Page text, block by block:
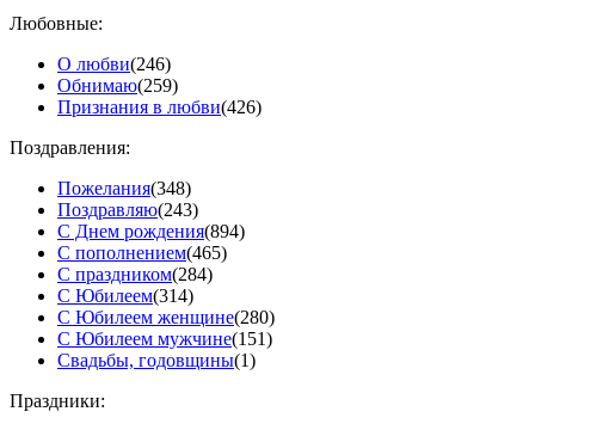
Любовные:
О любви(246)
Обнимаю(259)
Признания в любви(426)
Поздравления:
Пожелания(348)
Поздравляю(243)
С Днем рождения(894)
С пополнением(465)
С праздником(284)
С Юбилеем(314)
С Юбилеем женщине(280)
С Юбилеем мужчине(151)
Свадьбы, годовщины(1)
Праздники: